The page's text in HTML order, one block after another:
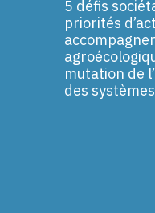
5 défis
priorités
mutation de
des